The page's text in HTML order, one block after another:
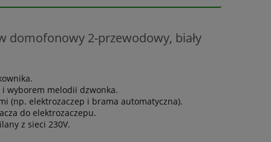
domofonowy 2-przewodowy, biały
wyborem melodii dzwonka.
(np. elektrozaczep i brama automatyczna).
do elektrozaczepu.
z sieci 230V.